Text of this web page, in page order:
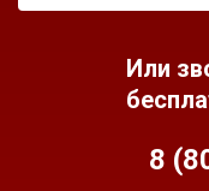
Или
8